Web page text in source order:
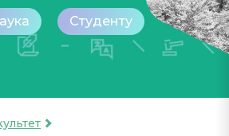
Студенту